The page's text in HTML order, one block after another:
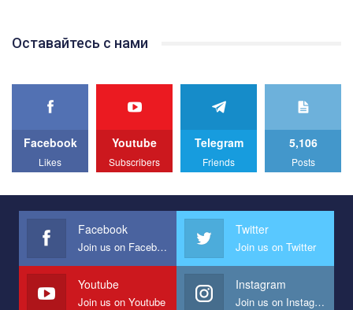
best video, representing programme for the development of
We appeal to your support and ask to help us implement our plan
All you have to do is to press "Like" below the video.
Эмоционально сильный ролик от команды "Гей-альянс
представляющий программу развития организации.
Мы просим вас поддержать нас и помочь нам реализовать
наш план по борьбе с насилием и дискриминацией на почве
СОГИ в Украине.
Все, что вам нужно сделать - это зайти на наш канал YouTube
Оставайтесь с нами
Facebook
Likes
Youtube
Subscribers
Telegram
Friends
5,106
Posts
Facebook
Join us on Facebook
Twitter
Join us on Twitter
Youtube
Join us on Youtube
Instagram
Join us on Instagram